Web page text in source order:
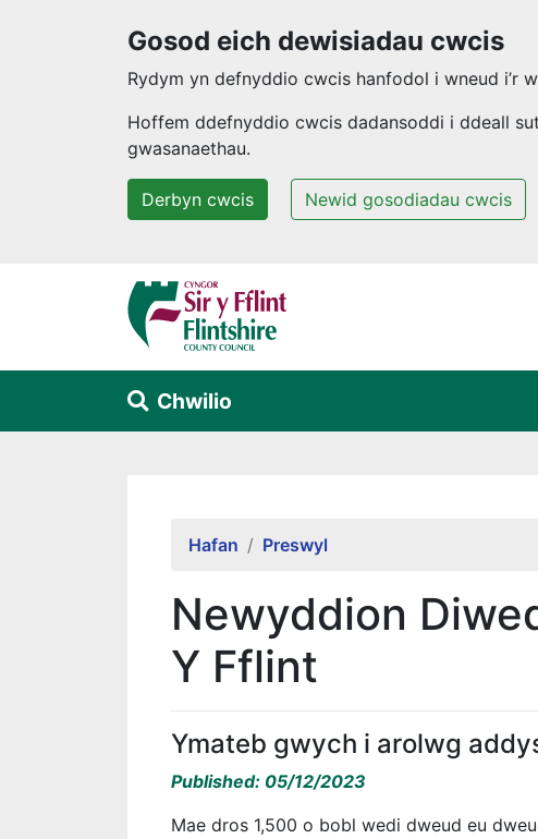
Gosod eich dewisiadau cwcis
Rydym yn defnyddio cwcis hanfodol i wneud i’r
Hoffem ddefnyddio cwcis dadansoddi i ddeall
gwasanaethau.
Derbyn cwcis Newid gosodiadau cwcis
Neidio i'r prif gynnwys
Chwilio
Hafan Preswyl
Newyddion
Y Fflint
Ymateb gwych i arolwg
Published: 05/12/2023
Mae dros 1,500 o bobl wedi dweud eu